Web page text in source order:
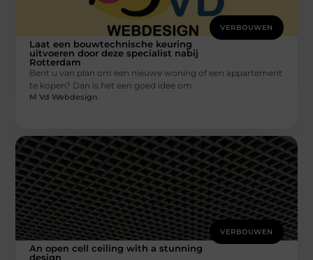
VERBOUWEN
Laat een bouwtechnische keuring
uitvoeren door deze specialist nabij
Rotterdam
Bent u van plan om een nieuwe woning of een appartement
te kopen? Dan is het een goed idee om
M Vd Webdesign
VERBOUWEN
An open cell ceiling with a stunning
design